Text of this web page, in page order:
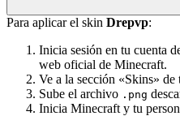
Para aplicar el skin Drepvp:
Inicia sesión en tu cuenta
web oficial de Minecraft.
Ve a la sección «Skins» de
Sube el archivo .png
Inicia Minecraft y tu